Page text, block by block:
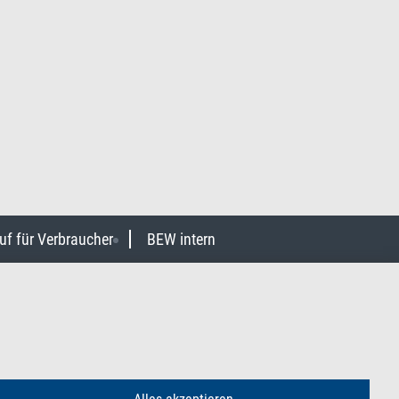
für Verbraucher BEW intern